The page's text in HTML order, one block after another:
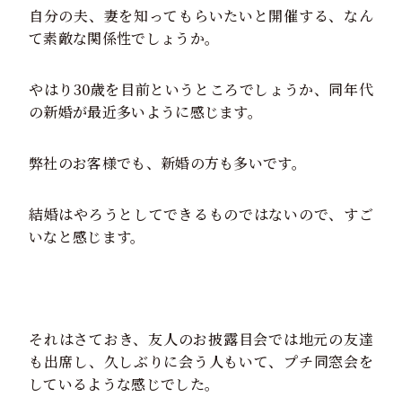
自分の夫、妻を知ってもらいたいと開催する、なん
て素敵な関係性でしょうか。
やはり30歳を目前というところでしょうか、同年代
の新婚が最近多いように感じます。
弊社のお客様でも、新婚の方も多いです。
結婚はやろうとしてできるものではないので、すご
いなと感じます。
それはさておき、友人のお披露目会では地元の友達
も出席し、久しぶりに会う人もいて、プチ同窓会を
しているような感じでした。